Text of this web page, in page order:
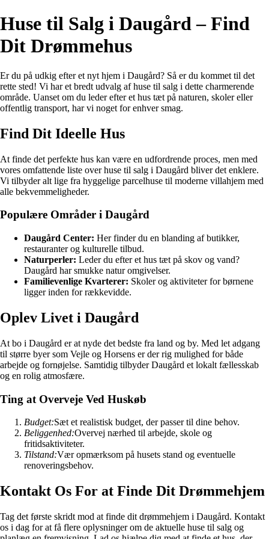
Huse til Salg i Daugård – Find
Dit Drømmehus
Er du på udkig efter et nyt hjem i Daugård? Så er du kommet til det
rette sted! Vi har et bredt udvalg af huse til salg i dette charmerende
område. Uanset om du leder efter et hus tæt på naturen, skoler eller
offentlig transport, har vi noget for enhver smag.
Find Dit Ideelle Hus
At finde det perfekte hus kan være en udfordrende proces, men med
vores omfattende liste over huse til salg i Daugård bliver det enklere.
Vi tilbyder alt lige fra hyggelige parcelhuse til moderne villahjem med
alle bekvemmeligheder.
Populære Områder i Daugård
Daugård Center: Her finder du en blanding af butikker,
restauranter og kulturelle tilbud.
Naturperler: Leder du efter et hus tæt på skov og vand?
Daugård har smukke natur omgivelser.
Familievenlige Kvarterer: Skoler og aktiviteter for børnene
ligger inden for rækkevidde.
Oplev Livet i Daugård
At bo i Daugård er at nyde det bedste fra land og by. Med let adgang
til større byer som Vejle og Horsens er der rig mulighed for både
arbejde og fornøjelse. Samtidig tilbyder Daugård et lokalt fællesskab
og en rolig atmosfære.
Ting at Overveje Ved Huskøb
Budget:Sæt et realistisk budget, der passer til dine behov.
Beliggenhed:Overvej nærhed til arbejde, skole og
fritidsaktiviteter.
Tilstand:Vær opmærksom på husets stand og eventuelle
renoveringsbehov.
Kontakt Os For at Finde Dit Drømmehjem
Tag det første skridt mod at finde dit drømmehjem i Daugård. Kontakt
os i dag for at få flere oplysninger om de aktuelle huse til salg og